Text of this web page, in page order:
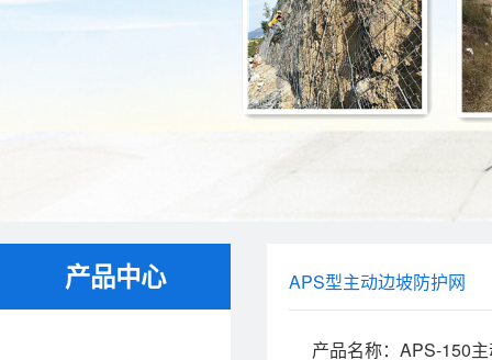
产品中心 APS型主动边坡防护网
产品名称：APS-150